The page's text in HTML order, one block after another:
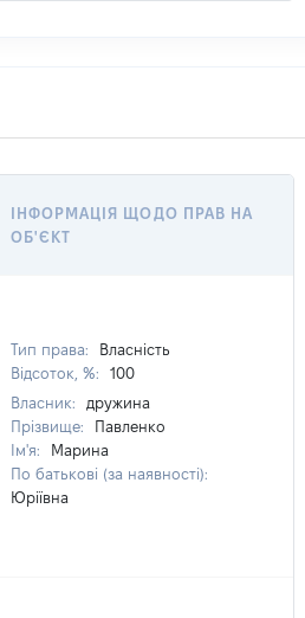
ІНФОРМАЦІЯ ЩОДО ПРАВ НА
ОБ'ЄКТ
Тип права:
Власність
Відсоток, %:
100
Власник:
дружина
Прізвище:
Павленко
Ім'я:
Марина
По батькові (за наявності):
Юріївна